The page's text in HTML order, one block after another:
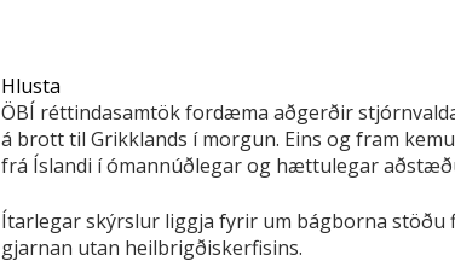
Hlusta
ÖBÍ réttindasamtök fordæma aðgerðir
á brott til Grikklands í morgun. Eins og fram
frá Íslandi í ómannúðlegar og hættulegar
Ítarlegar skýrslur liggja fyrir um bágborna
gjarnan utan heilbrigðiskerfisins.